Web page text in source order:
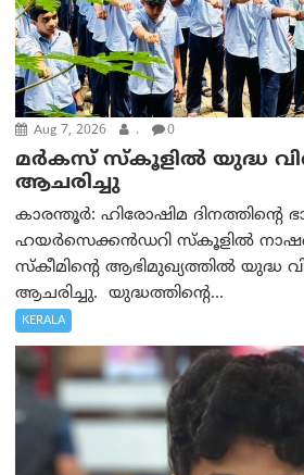
Aug 7, 2026 . 0
മർകസ് സ്കൂളിൽ യുദ്ധ
ആചരിച്ചു
കാരന്തൂർ: ഹിരോഷിമ ദിനത്തിന്റെ
ഹയർസെക്കൻഡറി സ്കൂളിൽ
സ്കീമിന്റെ ആഭിമുഖ്യത്തിൽ യുദ്ധ
ആചരിച്ചു. യുദ്ധത്തിന്റെ...
KERALA